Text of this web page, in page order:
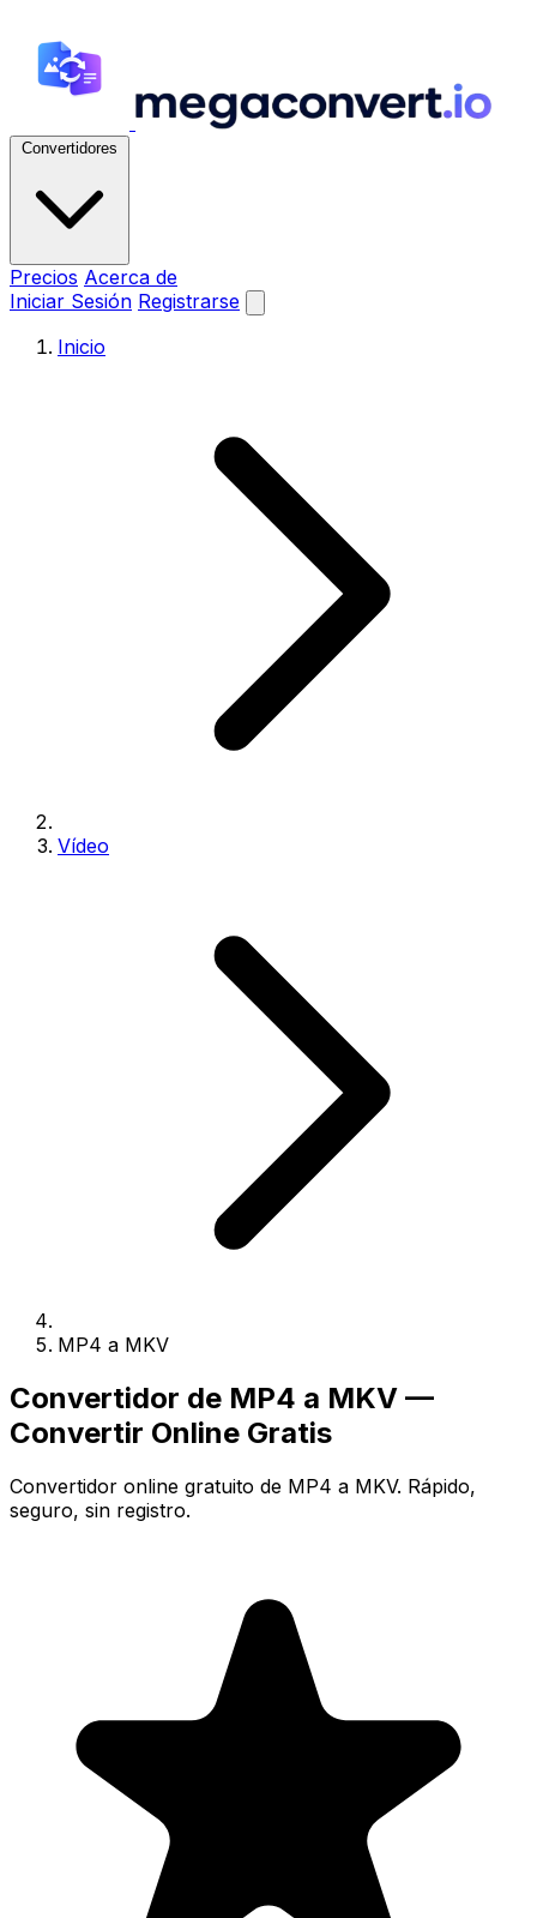
Convertidores
Precios Acerca de
Iniciar Sesión Registrarse
Inicio
Vídeo
MP4 a MKV
Convertidor de MP4 a MKV —
Convertir Online Gratis
Convertidor online gratuito de MP4 a MKV. Rápido,
seguro, sin registro.